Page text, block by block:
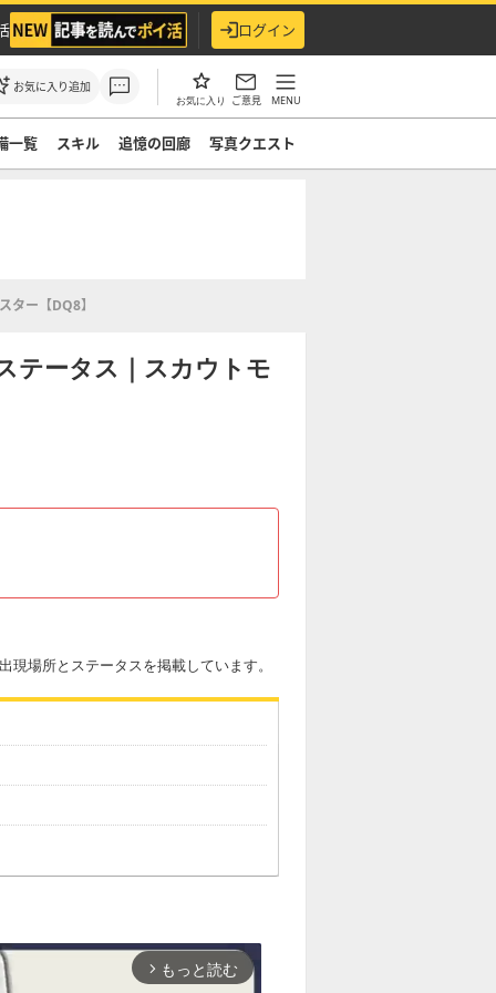
ログイン
お気に入り追加
お気に入り ご意見 MENU
一覧 スキル 追憶の回廊 写真クエスト
ター【DQ8】
テータス｜スカウトモ
場所とステータスを掲載しています。
arrow_forward_ios もっと読む